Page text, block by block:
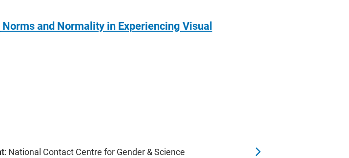
and Normality in Experiencing Visual
: National Contact Centre for Gender & Science